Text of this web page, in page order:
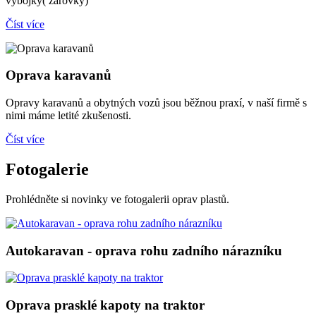
Číst více
Oprava karavanů
Opravy karavanů a obytných vozů jsou běžnou praxí, v naší firmě s
nimi máme letité zkušenosti.
Číst více
Fotogalerie
Prohlédněte si novinky ve fotogalerii oprav plastů.
Autokaravan - oprava rohu zadního nárazníku
Oprava prasklé kapoty na traktor